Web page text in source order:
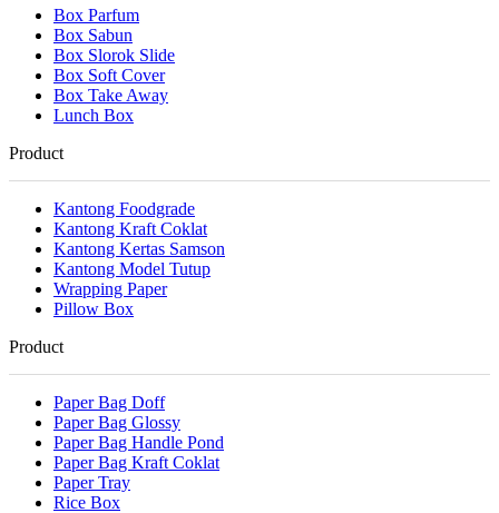
Box Parfum
Box Sabun
Box Slorok Slide
Box Soft Cover
Box Take Away
Lunch Box
Product
Kantong Foodgrade
Kantong Kraft Coklat
Kantong Kertas Samson
Kantong Model Tutup
Wrapping Paper
Pillow Box
Product
Paper Bag Doff
Paper Bag Glossy
Paper Bag Handle Pond
Paper Bag Kraft Coklat
Paper Tray
Rice Box